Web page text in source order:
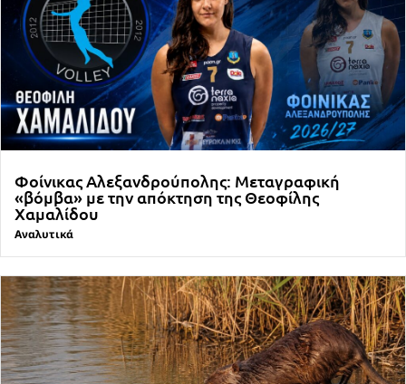
Φοίνικας Αλεξανδρούπολης: Μεταγραφική
«βόμβα» με την απόκτηση της Θεοφίλης
Χαμαλίδου
Αναλυτικά